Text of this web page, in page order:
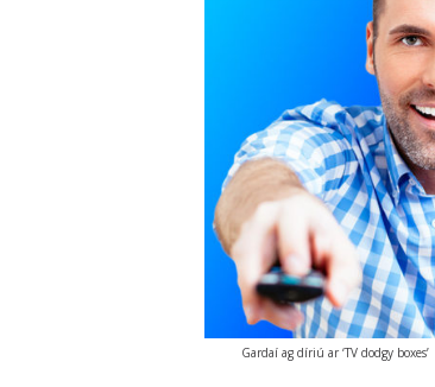
Gardaí ag díriú ar ‘TV dodgy boxes’